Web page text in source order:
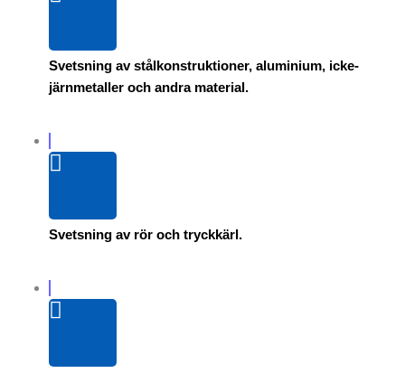
Svetsning av stålkonstruktioner, aluminium, icke-
järnmetaller och andra material.
Svetsning av rör och tryckkärl.